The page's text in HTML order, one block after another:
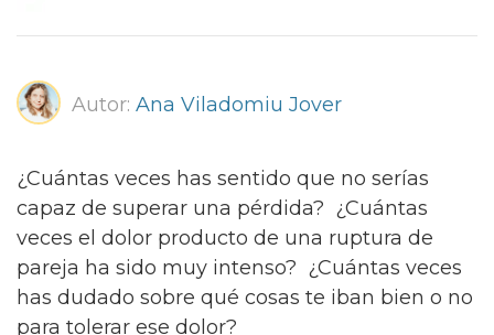
Autor: Ana Viladomiu Jover
¿Cuántas veces has sentido que no serías
capaz de superar una pérdida? ¿Cuántas
veces el dolor producto de una ruptura de
pareja ha sido muy intenso? ¿Cuántas veces
has dudado sobre qué cosas te iban bien o no
para tolerar ese dolor?